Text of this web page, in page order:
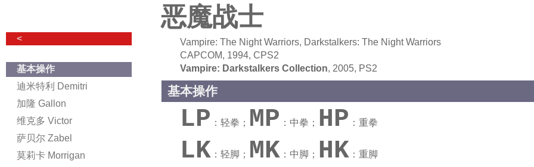
恶魔战士
Vampire: The Night Warriors, Darkstalkers: The Night Warriors
CAPCOM, 1994, CPS2
Vampire: Darkstalkers Collection, 2005, PS2
<
基本操作
迪米特利 Demitri
加隆 Gallon
维克多 Victor
萨贝尔 Zabel
莫莉卡 Morrigan
基本操作
LP ：轻拳； MP ：中拳； HP ：重拳
LK ：轻脚； MK ：中脚； HK ：重脚